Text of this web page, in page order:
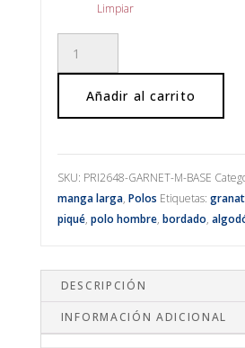
Limpiar
piqué
Añadir al carrito
SKU: PRI2648-GARNET-M-BASE
manga larga, Polos Etiquetas:
piqué, polo hombre, bordado,
DESCRIPCIÓN
INFORMACIÓN ADICIONAL